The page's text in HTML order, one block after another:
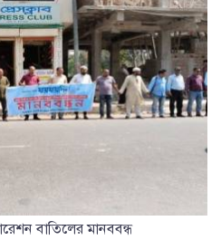
বাতিলের মানববন্ধ